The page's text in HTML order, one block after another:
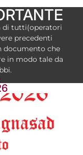
di tutti(operatori
precedenti
documento che
in modo tale da